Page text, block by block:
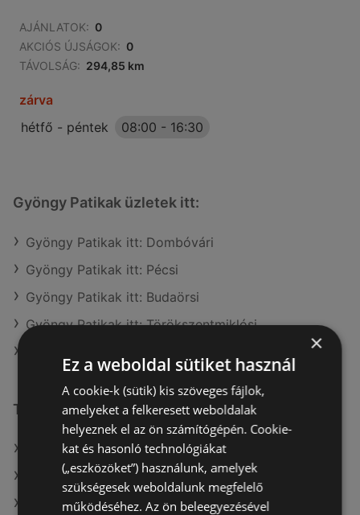
AJÁNLATOK: 0
AKCIÓS ÚJSÁGOK: 0
TÁVOLSÁG: 294,85 km
zárva
hétfő - péntek
08:00 - 16:30
Gyöngy Patikak üzletek itt:
Gyöngy Patikak itt: Dombóvári
Gyöngy Patikak itt: Pécsi
Gyöngy Patikak itt: Budaörsi
Gyöngy Patikak itt: Törökszentmiklósi
További linkek
A(z) Gyöngy Patikak ajánlatai
A(z) Pingvin Patika ajánlatai
A(z) Kulcs patika ajánlatai
×
Ez a weboldal sütiket használ
A cookie-k (sütik) kis szöveges fájlok,
amelyeket a felkeresett weboldalak
helyeznek el az ön számítógépén. Cookie-
kat és hasonló technológiákat
(„eszközöket”) használunk, amelyek
szükségesek weboldalunk megfelelő
működéséhez. Az ön beleegyezésével